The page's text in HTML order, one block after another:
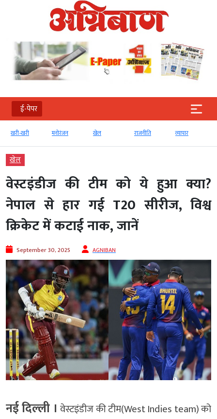
ई-पेपर
खरी-खरी मनोरंजन खेल राजनीति व्‍यापार
खेल
वेस्टइंडीज की टीम को ये हुआ क्या?
नेपाल से हार गई T20 सीरीज, विश्व
क्रिकेट में कटाई नाक, जानें
September 30, 2025 AGNIBAN
नई दिल्‍ली । वेस्टइंडीज की टीम(West Indies team) को